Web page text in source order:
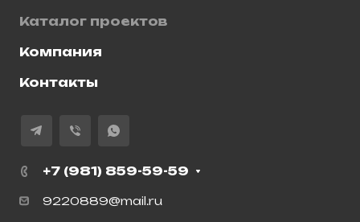
Каталог проектов
Компания
Контакты
+7 (981) 859-59-59
9220889@mail.ru